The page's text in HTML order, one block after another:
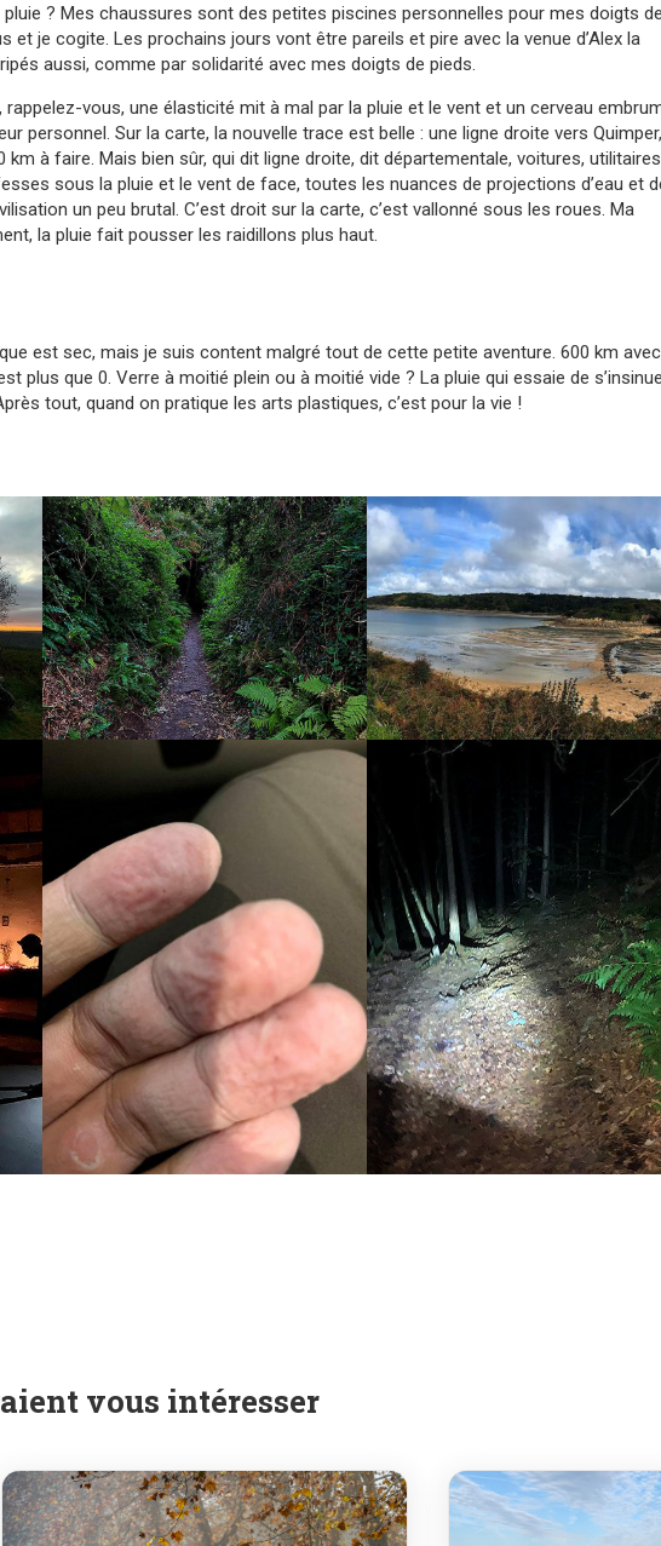
? Mes chaussures sont des petites piscines personnelles pour mes doigts de
et je cogite. Les prochains jours vont être pareils et pire avec la venue d’Alex la
aussi, comme par solidarité avec mes doigts de pieds.
vous, une élasticité mit à mal par la pluie et le vent et un cerveau
personnel. Sur la carte, la nouvelle trace est belle : une ligne droite vers Quimper,
km à faire. Mais bien sûr, qui dit ligne droite, dit départementale, voitures,
sous la pluie et le vent de face, toutes les nuances de projections d’eau et
un peu brutal. C’est droit sur la carte, c’est vallonné sous les roues. Ma
la pluie fait pousser les raidillons plus haut.
est sec, mais je suis content malgré tout de cette petite aventure. 600 km
plus que 0. Verre à moitié plein ou à moitié vide ? La pluie qui essaie de
tout, quand on pratique les arts plastiques, c’est pour la vie !
vous intéresser